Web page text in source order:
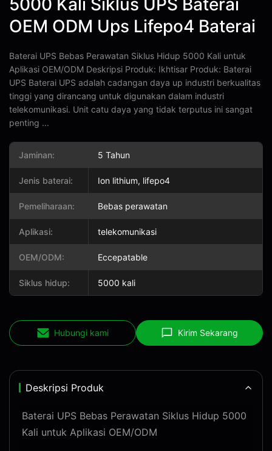
5000 Kali Siklus UPS Baterai
OEM ODM Ups Lifepo4 Baterai
Baterai UPS Bebas Perawatan Siklus Hidup 5000 Kali untuk
Aplikasi OEM/ODM Deskripsi Produk: Ikhtisar Produk: Baterai
UPS Baterai UPS adalah cadangan daya up industri berkualitas
tinggi yang dirancang untuk digunakan dalam industri
telekomunikasi. Unit catu daya yang tidak terputus ini sangat
penting ...
Jaminan: 5 Tahun
Jenis baterai: Ion lithium, lifepo4
Pemeliharaan: Bebas perawatan
Aplikasi: telekomunikasi
OEM/ODM: Eccepatable
Siklus hidup: 5000 kali
Hubungi kami Kirim Sekarang
Deskripsi Produk
Baterai UPS Bebas Perawatan Siklus Hidup 5000
Kali untuk Aplikasi OEM/ODM